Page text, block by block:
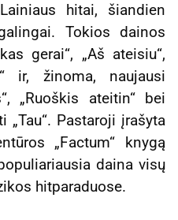
hitai, šiandien
Tokios dainos
gerai“, „Aš ateisiu“,
ir, žinoma, naujausi
„Ruoškis ateitin“ bei
„Tau“. Pastaroji įrašyta
„Factum“ knygą
daina visų
hitparaduose.